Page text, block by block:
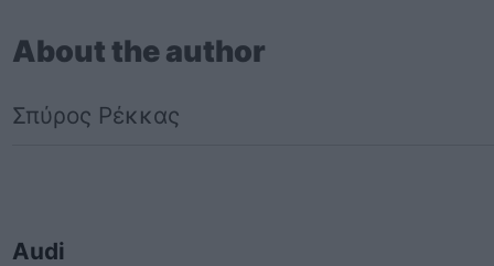
About the author
Σπύρος Ρέκκας
Audi